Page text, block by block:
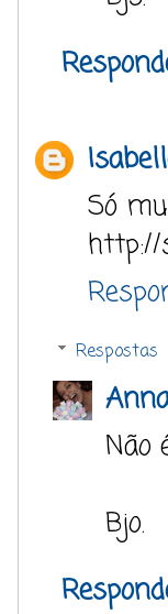
Só
http://
Respostas
Não
Bjo.